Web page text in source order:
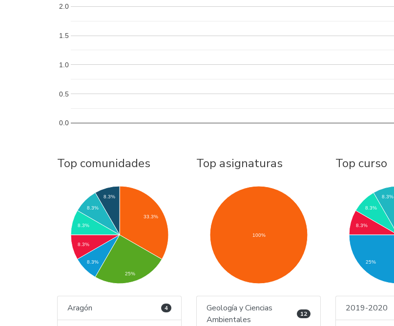
0.0
0.5
1.0
1.5
2.0
Top comunidades
33.3%
8.3%
8.3%
8.3%
8.3%
8.3%
25%
Aragón 4
Top asignaturas
100%
Geología y Ciencias
Ambientales
12
Top curso
8.3%
8.3%
8.3%
25%
2019-2020